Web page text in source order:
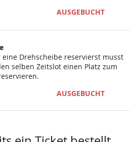
AUSGEBUCHT
Drehscheibe reservierst musst
selben Zeitslot einen Platz zum
AUSGEBUCHT